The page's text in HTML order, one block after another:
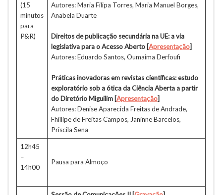
(15
minutos
para
P&R)
Autores: Maria Filipa Torres, Maria Manuel Borges,
Anabela Duarte
Direitos de publicação secundária na UE: a via
legislativa para o Acesso Aberto [Apresentação]
Autores: Eduardo Santos, Oumaima Derfoufi
Práticas inovadoras em revistas científicas: estudo
exploratório sob a ótica da Ciência Aberta a partir
do Diretório Miguilim [Apresentação]
Autores: Denise Aparecida Freitas de Andrade,
Fhillipe de Freitas Campos, Janinne Barcelos,
Priscila Sena
12h45
–
14h00
Pausa para Almoço